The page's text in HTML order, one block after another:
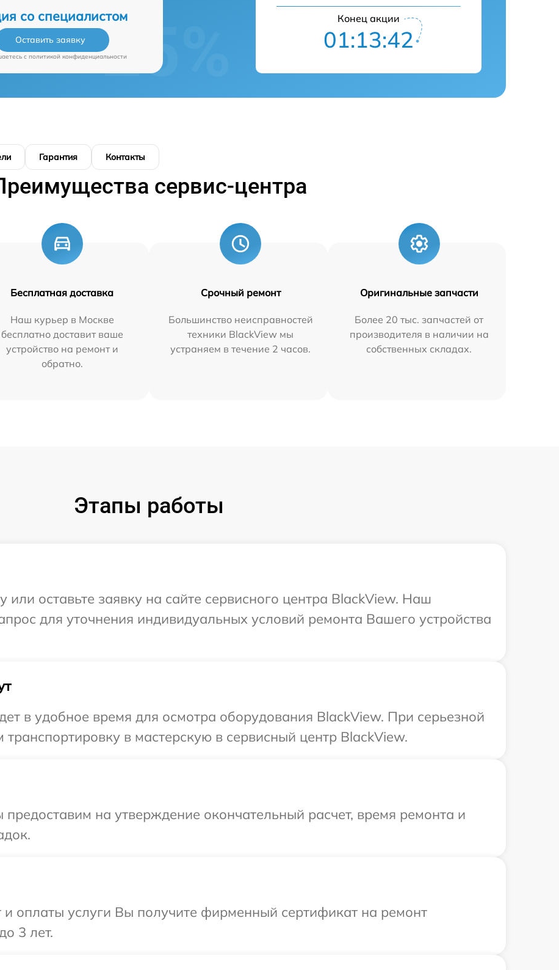
со специалистом
Оставить заявку
c политикой конфиденциальности
Конец акции
01:13:42
Гарантия Контакты
сервис-центра
Бесплатная доставка
Наш курьер в Москве
бесплатно доставит ваше
устройство на ремонт и
обратно.
Срочный ремонт
Большинство неисправностей
техники BlackView мы
устраняем в течение 2 часов.
Оригинальные запчасти
Более 20 тыс. запчастей от
производителя в наличии на
собственных складах.
Этапы работы
оставьте заявку на сайте сервисного центра BlackView. Наш
для уточнения индивидуальных условий ремонта Вашего устройства
в удобное время для осмотра оборудования BlackView. При серьезной
в мастерскую в сервисный центр BlackView.
на утверждение окончательный расчет, время ремонта и
оплаты услуги Вы получите фирменный сертификат на ремонт
3 лет.